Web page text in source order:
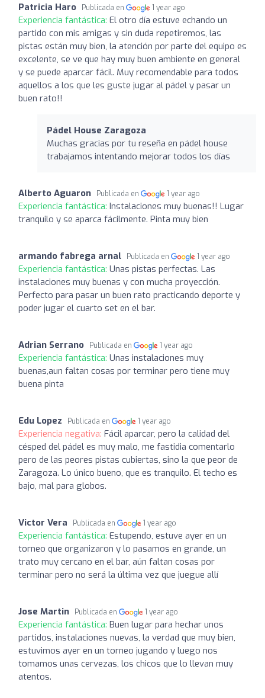
Patricia Haro Publicada en 1 year ago
Experiencia fantástica: El otro día estuve echando un
partido con mis amigas y sin duda repetiremos, las
pistas están muy bien, la atención por parte del equipo es
excelente, se ve que hay muy buen ambiente en general
y se puede aparcar fácil. Muy recomendable para todos
aquellos a los que les guste jugar al pádel y pasar un
buen rato!!
Pádel House Zaragoza
Muchas gracias por tu reseña en pádel house
trabajamos intentando mejorar todos los días
Alberto Aguaron Publicada en 1 year ago
Experiencia fantástica: Instalaciones muy buenas!! Lugar
tranquilo y se aparca fácilmente. Pinta muy bien
armando fabrega arnal Publicada en 1 year ago
Experiencia fantástica: Unas pistas perfectas. Las
instalaciones muy buenas y con mucha proyección.
Perfecto para pasar un buen rato practicando deporte y
poder jugar el cuarto set en el bar.
Adrian Serrano Publicada en 1 year ago
Experiencia fantástica: Unas instalaciones muy
buenas,aun faltan cosas por terminar pero tiene muy
buena pinta
Edu Lopez Publicada en 1 year ago
Experiencia negativa: Fácil aparcar, pero la calidad del
césped del pádel es muy malo, me fastidia comentarlo
pero de las peores pistas cubiertas, sino la que peor de
Zaragoza. Lo único bueno, que es tranquilo. El techo es
bajo, mal para globos.
Victor Vera Publicada en 1 year ago
Experiencia fantástica: Estupendo, estuve ayer en un
torneo que organizaron y lo pasamos en grande, un
trato muy cercano en el bar, aún faltan cosas por
terminar pero no será la última vez que juegue allí
Jose Martin Publicada en 1 year ago
Experiencia fantástica: Buen lugar para hechar unos
partidos, instalaciones nuevas, la verdad que muy bien,
estuvimos ayer en un torneo jugando y luego nos
tomamos unas cervezas, los chicos que lo llevan muy
atentos.